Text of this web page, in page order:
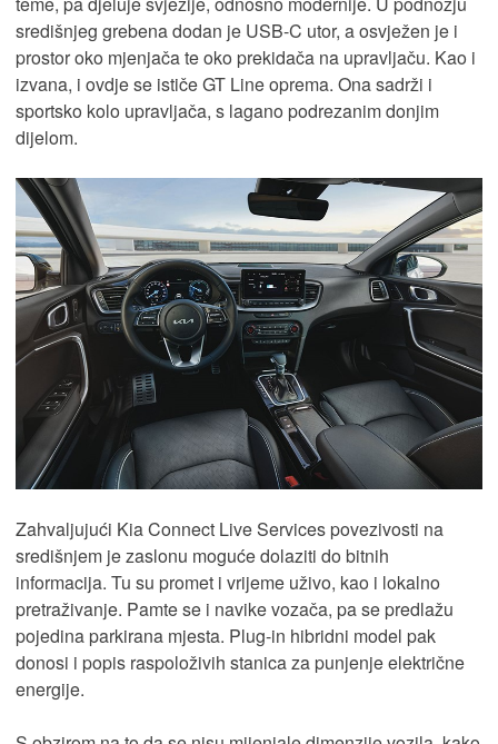
središnjeg grebena dodan je USB-C utor, a osvježen je i
prostor oko mjenjača te oko prekidača na upravljaču. Kao i
izvana, i ovdje se ističe GT Line oprema. Ona sadrži i
sportsko kolo upravljača, s lagano podrezanim donjim
dijelom.
Zahvaljujući Kia Connect Live Services povezivosti na
središnjem je zaslonu moguće dolaziti do bitnih
informacija. Tu su promet i vrijeme uživo, kao i lokalno
pretraživanje. Pamte se i navike vozača, pa se predlažu
pojedina parkirana mjesta. Plug-in hibridni model pak
donosi i popis raspoloživih stanica za punjenje električne
energije.